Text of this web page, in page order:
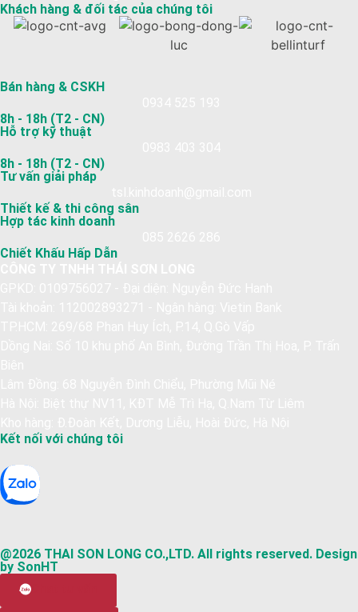
Khách hàng & đối tác của chúng tôi
Bán hàng & CSKH
8h - 18h (T2 - CN)
Hỗ trợ kỹ thuật
8h - 18h (T2 - CN)
Tư vấn giải pháp
Thiết kế & thi công sân
Hợp tác kinh doanh
Chiết Khấu Hấp Dẫn
Kết nối với chúng tôi
@2026 THAI SON LONG CO.,LTD. All rights reserved. Design
by SonHT